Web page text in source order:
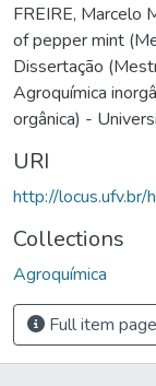
FREIRE, Marcelo
of pepper mint
Dissertação
Agroquímica
orgânica) -
URI
http://
Collections
Agroquímica
Full item page